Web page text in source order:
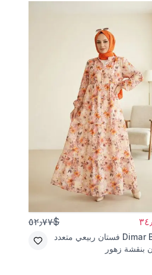
$٥٢٫٧٧
Dimar فستان ربيعي متعدد
بنقشة زهور